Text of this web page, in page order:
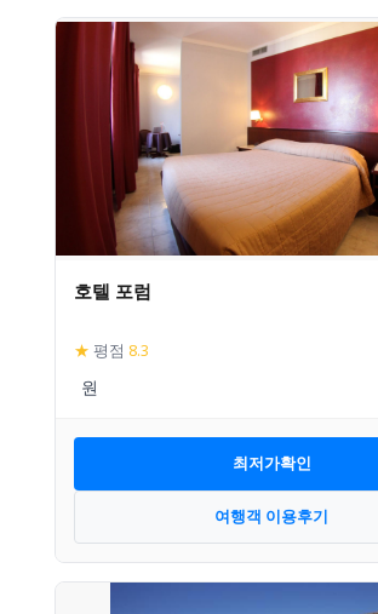
호텔 포럼
★ 평점 8.3
최저가확인
여행객 이용후기